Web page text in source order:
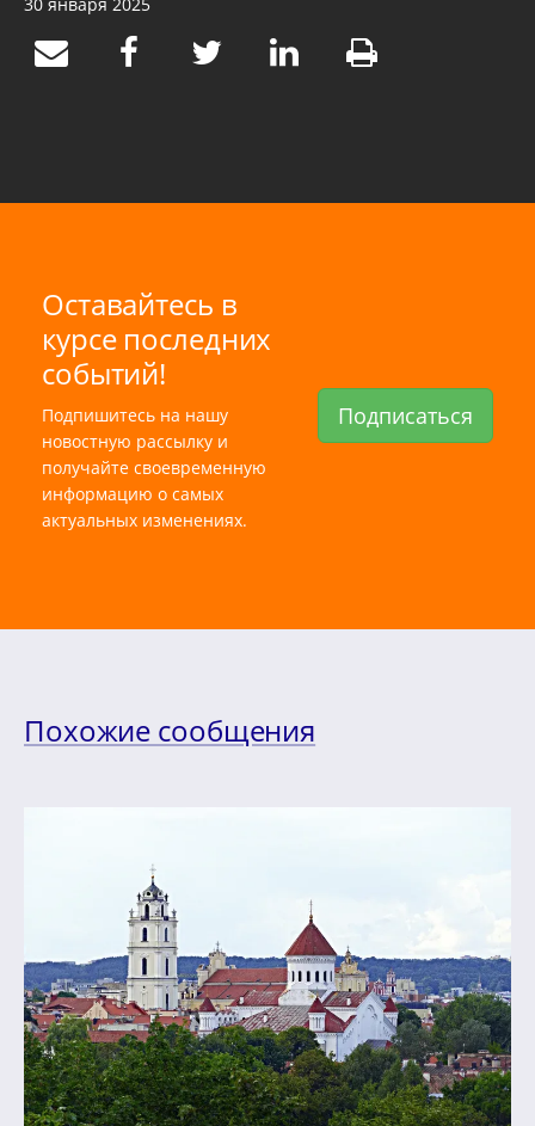
Оставайтесь в
курсе последних
событий!
Подпишитесь на нашу
новостную рассылку и
получайте своевременную
информацию о самых
актуальных изменениях.
Подписаться
Похожие сообщения